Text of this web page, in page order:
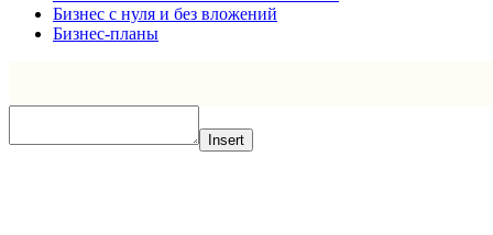
Бизнес с нуля и без вложений
Бизнес-планы
Insert